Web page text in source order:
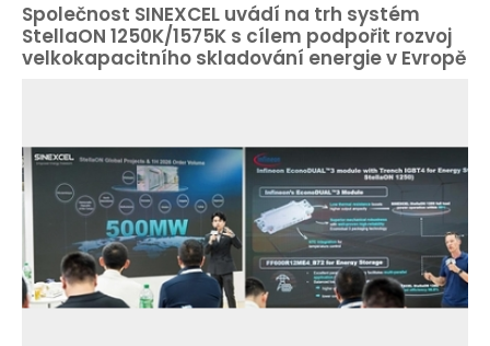
Společnost SINEXCEL uvádí na trh systém
StellaON 1250K/1575K s cílem podpořit rozvoj
velkokapacitního skladování energie v Evropě